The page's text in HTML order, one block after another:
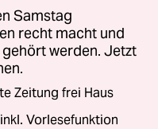
Samstag
recht macht und
werden. Jetzt
Zeitung frei Haus
Vorlesefunktion